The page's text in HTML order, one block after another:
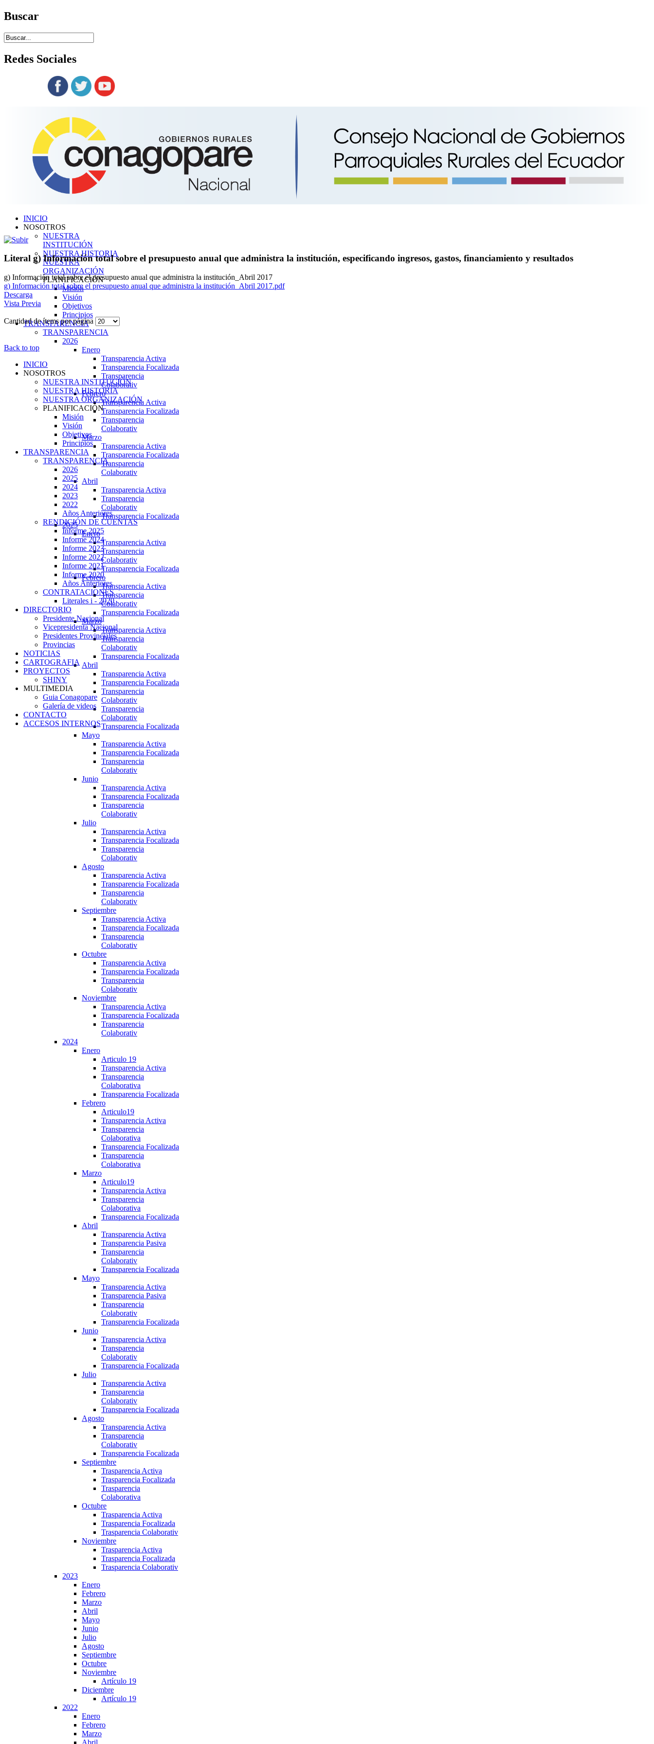
Buscar
Redes Sociales
INICIO
NOSOTROS
NUESTRA
INSTITUCIÓN
NUESTRA HISTORIA
NUESTRA
ORGANIZACIÓN
PLANIFICACIÓN
Misión
Visión
Objetivos
Principios
TRANSPARENCIA
TRANSPARENCIA
2026
Enero
Transparencia Activa
Transparencia Focalizada
Transparencia
Colaborativ
Febrero
Transparencia Activa
Transparencia Focalizada
Transparencia
Colaborativ
Marzo
Transparencia Activa
Transparencia Focalizada
Transparencia
Colaborativ
Abril
Transparencia Activa
Transparencia
Colaborativ
Transparencia Focalizada
2025
Enero
Transparencia Activa
Transparencia
Colaborativ
Transparencia Focalizada
Febrero
Transparencia Activa
Transparencia
Colaborativ
Transparencia Focalizada
Marzo
Transparencia Activa
Transparencia
Colaborativ
Transparencia Focalizada
Abril
Transparencia Activa
Transparencia Focalizada
Transparencia
Colaborativ
Transparencia
Colaborativ
Transparencia Focalizada
Mayo
Transparencia Activa
Transparencia Focalizada
Transparencia
Colaborativ
Junio
Transparencia Activa
Transparencia Focalizada
Transparencia
Colaborativ
Julio
Transparencia Activa
Transparencia Focalizada
Transparencia
Colaborativ
Agosto
Transparencia Activa
Transparencia Focalizada
Transparencia
Colaborativ
Septiembre
Transparencia Activa
Transparencia Focalizada
Transparencia
Colaborativ
Octubre
Transparencia Activa
Transparencia Focalizada
Transparencia
Colaborativ
Noviembre
Transparencia Activa
Transparencia Focalizada
Transparencia
Colaborativ
2024
Enero
Articulo 19
Transparencia Activa
Transparencia
Colaborativa
Transparencia Focalizada
Febrero
Articulo19
Transparencia Activa
Transparencia
Colaborativa
Transparencia Focalizada
Transparencia
Colaborativa
Marzo
Articulo19
Transparencia Activa
Transparencia
Colaborativa
Transparencia Focalizada
Abril
Transparencia Activa
Transparencia Pasiva
Transparencia
Colaborativ
Transparencia Focalizada
Mayo
Transparencia Activa
Transparencia Pasiva
Transparencia
Colaborativ
Transparencia Focalizada
Junio
Transparencia Activa
Transparencia
Colaborativ
Transparencia Focalizada
Julio
Transparencia Activa
Transparencia
Colaborativ
Transparencia Focalizada
Agosto
Transparencia Activa
Transparencia
Colaborativ
Transparencia Focalizada
Septiembre
Trasparencia Activa
Trasparencia Focalizada
Trasparencia
Colaborativa
Octubre
Trasparencia Activa
Trasparencia Focalizada
Trasparencia Colaborativ
Noviembre
Trasparencia Activa
Trasparencia Focalizada
Trasparencia Colaborativ
2023
Enero
Febrero
Marzo
Abril
Mayo
Junio
Julio
Agosto
Septiembre
Octubre
Noviembre
Artículo 19
Diciembre
Artículo 19
2022
Enero
Febrero
Marzo
Abril
Literal g) Información total sobre el presupuesto anual que administra la institución, especificando ingresos, gastos, financiamiento y resultados
g) Información total sobre el presupuesto anual que administra la institución_Abril 2017
g) Información total sobre el presupuesto anual que administra la institución_Abril 2017.pdf
Descarga
Vista Previa
Cantidad de ítems por página
Back to top
INICIO
NOSOTROS
NUESTRA INSTITUCIÓN
NUESTRA HISTORIA
NUESTRA ORGANIZACIÓN
PLANIFICACIÓN
Misión
Visión
Objetivos
Principios
TRANSPARENCIA
TRANSPARENCIA
2026
2025
2024
2023
2022
Años Anteriores
RENDICIÓN DE CUENTAS
Informe 2025
Informe 2024
Informe 2023
Informe 2022
Informe 2021
Informe 2020
Años Anteriores
CONTRATACIONES
Literales i - 2020
DIRECTORIO
Presidente Nacional
Vicepresidenta Nacional
Presidentes Provinciales
Provincias
NOTICIAS
CARTOGRAFIA
PROYECTOS
SHINY
MULTIMEDIA
Guia Conagopare
Galería de videos
CONTACTO
ACCESOS INTERNOS